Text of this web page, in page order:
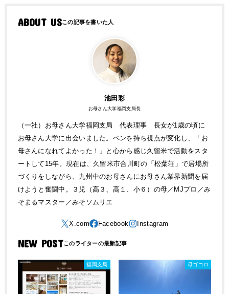
ABOUT US
池田彩
お母さん大学福岡支局長
（一社）お母さん大学福岡支局 代表理事 長女が1歳の頃に
お母さん大学に出会いました。ペンを持ち視点が変化し、「お
母さんになれてよかった！」と心から感じ久留米で活動をスタ
ートして15年。現在は、久留米市合川町の「松葉荘」で居場所
づくりをしながら、九州中のお母さんにお母さん業界新聞を届
けようと奮闘中。３児（高３、高１、小６）の母／MJプロ／み
そまるマスター／みそソムリエ
NEW POST
福岡支局 母ゴコロ